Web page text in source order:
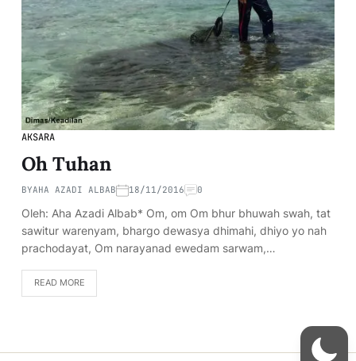
AKSARA
Oh Tuhan
BYAHA AZADI ALBAB 18/11/2016 0
Oleh: Aha Azadi Albab* Om, om Om bhur bhuwah swah, tat
sawitur warenyam, bhargo dewasya dhimahi, dhiyo yo nah
prachodayat, Om narayanad ewedam sarwam,…
READ MORE